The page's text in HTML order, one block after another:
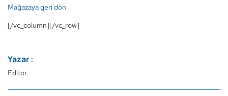
Mağazaya geri dön
[/vc_column][/vc_row]
Yazar :
Editor